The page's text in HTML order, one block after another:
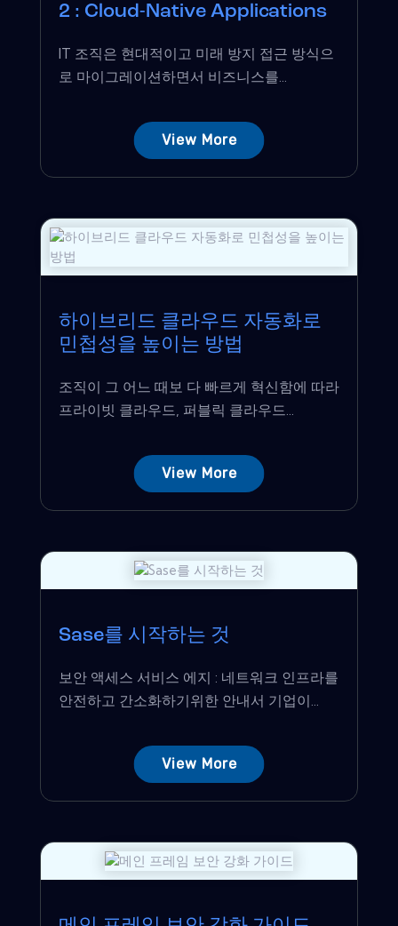
2 : Cloud-Native Applications
IT 조직은 현대적이고 미래 방지 접근 방식으
로 마이그레이션하면서 비즈니스를...
View More
하이브리드 클라우드 자동화로
민첩성을 높이는 방법
조직이 그 어느 때보 다 빠르게 혁신함에 따라
프라이빗 클라우드, 퍼블릭 클라우드...
View More
Sase를 시작하는 것
보안 액세스 서비스 에지 : 네트워크 인프라를
안전하고 간소화하기위한 안내서 기업이...
View More